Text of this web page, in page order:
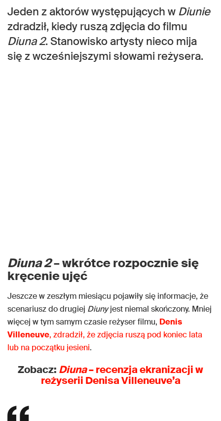
Jeden z aktorów występujących w Diunie
zdradził, kiedy ruszą zdjęcia do filmu
Diuna 2. Stanowisko artysty nieco mija
się z wcześniejszymi słowami reżysera.
Diuna2– wkrótce rozpocznie się
kręcenie ujęć
Jeszcze w zeszłym miesiącu pojawiły się informacje, że
scenariusz do drugiej Diunyjest niemal skończony. Mniej
więcej w tym samym czasie reżyser filmu, Denis
Villeneuve, zdradził, że zdjęcia ruszą pod koniec lata
lub na początku jesieni.
Zobacz: Diuna– recenzja ekranizacji w
reżyserii Denisa Villeneuve’a